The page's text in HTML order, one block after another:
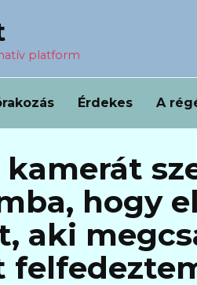
platform
Érdekes A
hogy
aki